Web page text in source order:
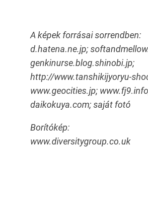
A képek forrásai sorrendben:
d.hatena.ne.jp;
genkinurse.blog.shinobi.jp;
http://www.tanshikijyoryu-
www.geocities.jp;
daikokuya.com; saját fotó
Borítókép:
www.diversitygroup.co.uk